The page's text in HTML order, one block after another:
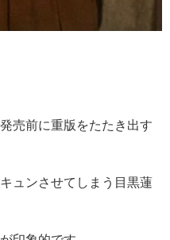
売前に重版をたたき出す
ュンさせてしまう目黒蓮